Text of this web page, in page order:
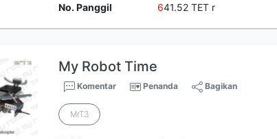
No. Panggil
641.52 TET r
My Robot Time
Komentar Penanda Bagikan
MrT3